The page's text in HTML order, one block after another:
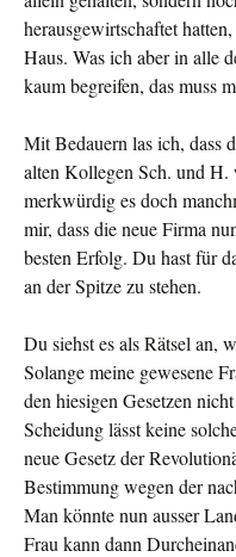
herausgewirtschaftet
Haus. Was ich aber in alle
kaum begreifen, das muss
Mit Bedauern las ich, dass
alten Kollegen Sch. und
merkwürdig es doch
mir, dass die neue Firma
besten Erfolg. Du hast für
an der Spitze zu stehen.
Du siehst es als Rätsel an,
Solange meine gewesene
den hiesigen Gesetzen
Scheidung lässt keine
neue Gesetz der
Bestimmung wegen der
Man könnte nun ausser
Frau kann dann